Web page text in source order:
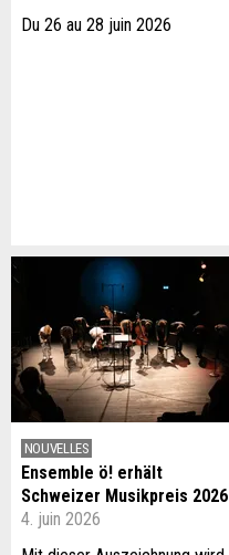
Du 26 au 28 juin 2026
NOUVELLES
Ensemble ö! erhält
Schweizer Musikpreis 2026
4. juin 2026